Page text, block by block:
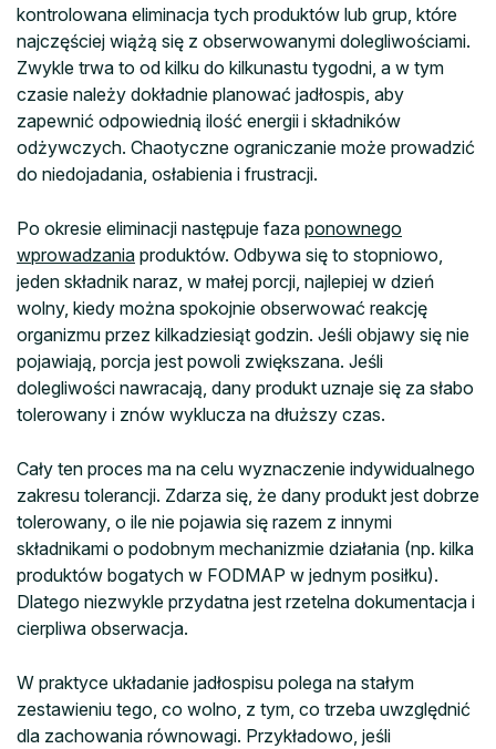
kontrolowana eliminacja tych produktów lub grup, które
najczęściej wiążą się z obserwowanymi dolegliwościami.
Zwykle trwa to od kilku do kilkunastu tygodni, a w tym
czasie należy dokładnie planować jadłospis, aby
zapewnić odpowiednią ilość energii i składników
odżywczych. Chaotyczne ograniczanie może prowadzić
do niedojadania, osłabienia i frustracji.
Po okresie eliminacji następuje faza ponownego
wprowadzania produktów. Odbywa się to stopniowo,
jeden składnik naraz, w małej porcji, najlepiej w dzień
wolny, kiedy można spokojnie obserwować reakcję
organizmu przez kilkadziesiąt godzin. Jeśli objawy się nie
pojawiają, porcja jest powoli zwiększana. Jeśli
dolegliwości nawracają, dany produkt uznaje się za słabo
tolerowany i znów wyklucza na dłuższy czas.
Cały ten proces ma na celu wyznaczenie indywidualnego
zakresu tolerancji. Zdarza się, że dany produkt jest dobrze
tolerowany, o ile nie pojawia się razem z innymi
składnikami o podobnym mechanizmie działania (np. kilka
produktów bogatych w FODMAP w jednym posiłku).
Dlatego niezwykle przydatna jest rzetelna dokumentacja i
cierpliwa obserwacja.
W praktyce układanie jadłospisu polega na stałym
zestawieniu tego, co wolno, z tym, co trzeba uwzględnić
dla zachowania równowagi. Przykładowo, jeśli